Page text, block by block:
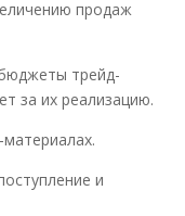
продаж
трейд-
за их реализацию.
и